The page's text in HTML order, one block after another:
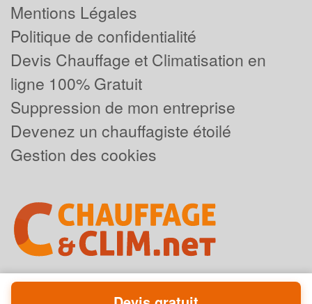
Mentions Légales
Politique de confidentialité
Devis Chauffage et Climatisation en
ligne 100% Gratuit
Suppression de mon entreprise
Devenez un chauffagiste étoilé
Gestion des cookies